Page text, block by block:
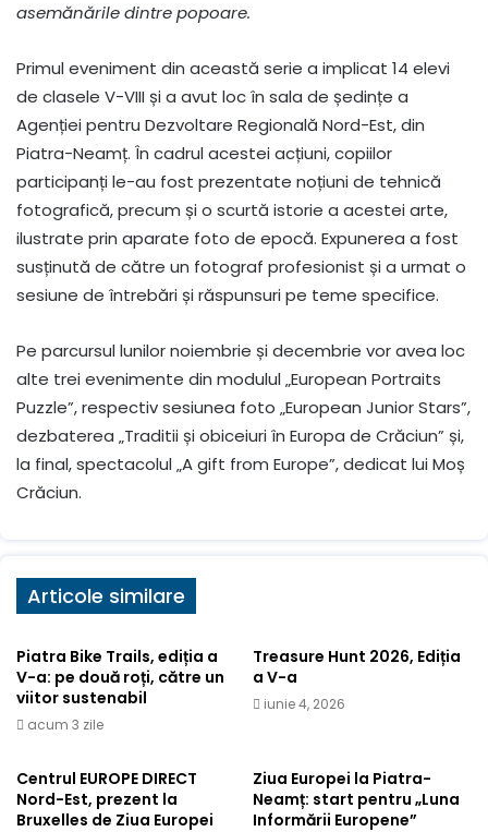
asemănările dintre popoare.
Primul eveniment din această serie a implicat 14 elevi
de clasele V-VIII și a avut loc în sala de ședințe a
Agenției pentru Dezvoltare Regională Nord-Est, din
Piatra-Neamț. În cadrul acestei acțiuni, copiilor
participanți le-au fost prezentate noțiuni de tehnică
fotografică, precum și o scurtă istorie a acestei arte,
ilustrate prin aparate foto de epocă. Expunerea a fost
susținută de către un fotograf profesionist și a urmat o
sesiune de întrebări și răspunsuri pe teme specifice.
Pe parcursul lunilor noiembrie și decembrie vor avea loc
alte trei evenimente din modulul „European Portraits
Puzzle”, respectiv sesiunea foto „European Junior Stars”,
dezbaterea „Traditii și obiceiuri în Europa de Crăciun” și,
la final, spectacolul „A gift from Europe”, dedicat lui Moș
Crăciun.
Articole similare
Piatra Bike Trails, ediția a
V-a: pe două roți, către un
viitor sustenabil
acum 3 zile
Treasure Hunt 2026, Ediția
a V-a
iunie 4, 2026
Centrul EUROPE DIRECT
Nord-Est, prezent la
Bruxelles de Ziua Europei
Ziua Europei la Piatra-
Neamț: start pentru „Luna
Informării Europene”